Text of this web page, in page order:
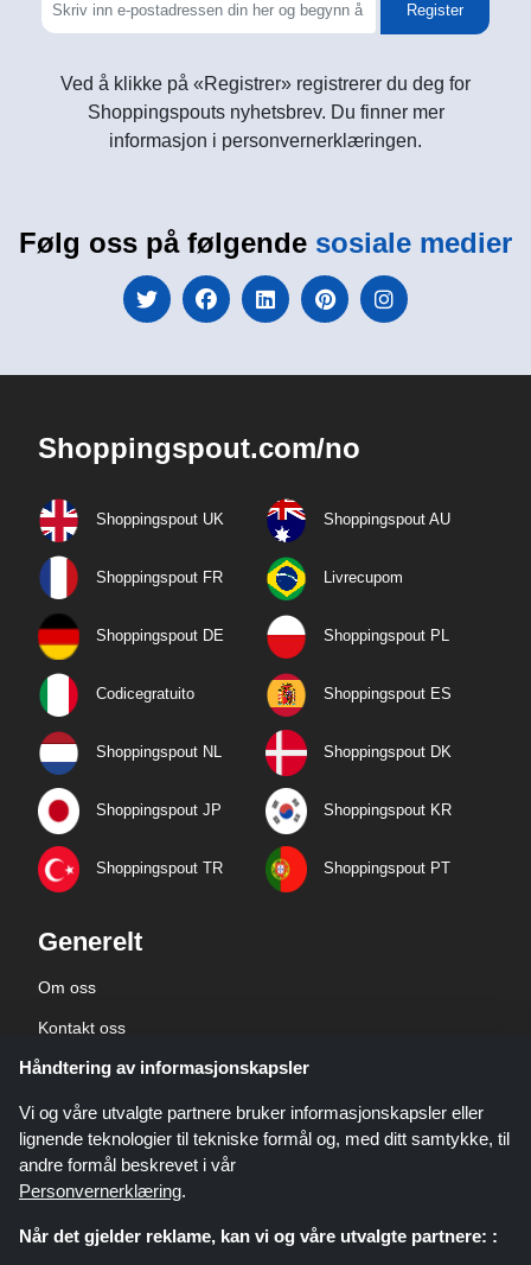
Register
Ved å klikke på «Registrer» registrerer du deg for
Shoppingspouts nyhetsbrev. Du finner mer
informasjon i personvernerklæringen.
Følg oss på følgende sosiale medier
Shoppingspout.com/no
Shoppingspout UK Shoppingspout AU
Shoppingspout FR Livrecupom
Shoppingspout DE Shoppingspout PL
Codicegratuito Shoppingspout ES
Shoppingspout NL Shoppingspout DK
Shoppingspout JP Shoppingspout KR
Shoppingspout TR Shoppingspout PT
Generelt
Om oss
Kontakt oss
Bedriftsinformasjon
personvernerklæring
Håndtering av informasjonskapsler
Vi og våre utvalgte partnere bruker informasjonskapsler eller
lignende teknologier til tekniske formål og, med ditt samtykke, til
andre formål beskrevet i vår
Personvernerklæring.
Når det gjelder reklame, kan vi og våre utvalgte partnere: :